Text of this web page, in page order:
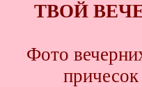
ТВОЙ
Фото